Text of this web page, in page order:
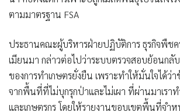
ตามมาตรฐาน FSA
ประธานคณะผู้บริหารฝ่ายปฏิบัติการ ธุรกิจพืชค
เมียนมา กล่าวต่อไปว่าระบบตรวจสอบย้อนกลั
ของการทำเกษตรยั่งยืน เพราะทำให้มั่นใจได้ว่
จากพื้นที่ที่ไม่บุกรุกป่าและไม่เผา ที่ผ่านมาเรา
และเกษตรกร โดยให้รายงานขอบเขตพื้นที่จำ